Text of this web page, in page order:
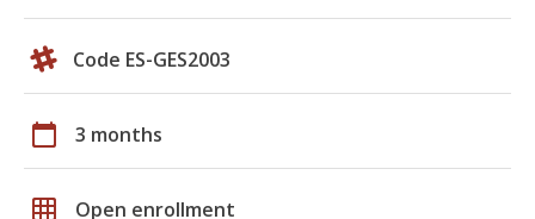
Code ES-GES2003
calendar_today 3 months
grid_on Open enrollment